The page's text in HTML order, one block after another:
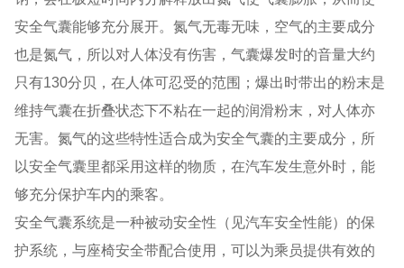
安全气囊能够充分展开。氮气无毒无味，空气的主要成分
也是氮气，所以对人体没有伤害，气囊爆发时的音量大约
只有130分贝，在人体可忍受的范围；爆出时带出的粉末是
维持气囊在折叠状态下不粘在一起的润滑粉末，对人体亦
无害。氮气的这些特性适合成为安全气囊的主要成分，所
以安全气囊里都采用这样的物质，在汽车发生意外时，能
够充分保护车内的乘客。
安全气囊系统是一种被动安全性（见汽车安全性能）的保
护系统，与座椅安全带配合使用，可以为乘员提供有效的